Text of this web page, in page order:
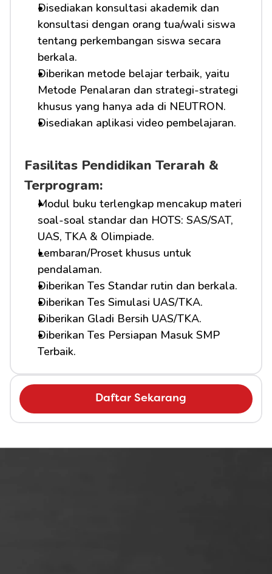
Daftar Sekarang
Disediakan konsultasi akademik dan
konsultasi dengan orang tua/wali siswa
tentang perkembangan siswa secara
berkala.
Diberikan metode belajar terbaik, yaitu
Metode Penalaran dan strategi-strategi
khusus yang hanya ada di NEUTRON.
Disediakan aplikasi video pembelajaran.
Fasilitas Pendidikan Terarah &
Terprogram:
Modul buku terlengkap mencakup materi
soal-soal standar dan HOTS: SAS/SAT,
UAS, TKA & Olimpiade.
Lembaran/Proset khusus untuk
pendalaman.
Diberikan Tes Standar rutin dan berkala.
Diberikan Tes Simulasi UAS/TKA.
Diberikan Gladi Bersih UAS/TKA.
Diberikan Tes Persiapan Masuk SMP
Terbaik.